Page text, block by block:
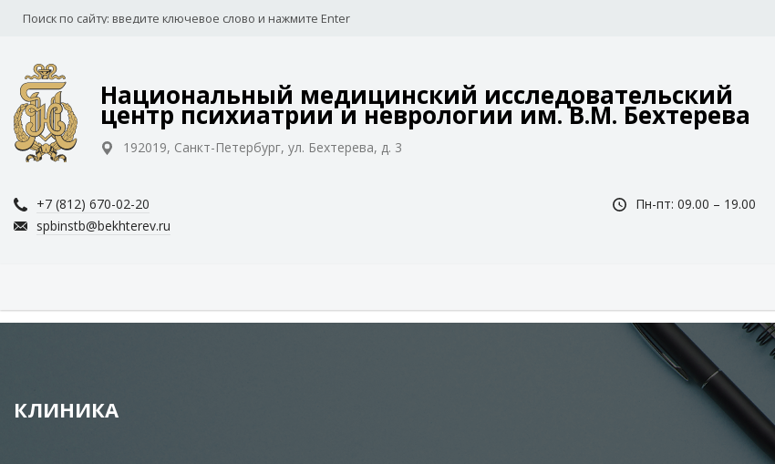
Национальный медицинский исследовательский
центр психиатрии и неврологии им. В.М. Бехтерева
192019, Санкт-Петербург, ул. Бехтерева, д. 3
+7 (812) 670-02-20
Пн-пт: 09.00 – 19.00
spbinstb@bekhterev.ru
КЛИНИКА